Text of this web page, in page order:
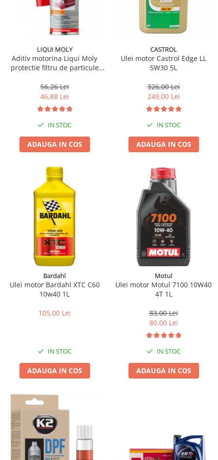
LIQUI MOLY
Aditiv motorina Liqui Moly
protectie filtru de particule
56,26 Lei
46,88 Lei
IN STOC
ADAUGA IN COS
CASTROL
Ulei motor Castrol Edge LL
5W30 5L
326,00 Lei
249,00 Lei
IN STOC
ADAUGA IN COS
Bardahl
Ulei motor Bardahl XTC C60
10w40 1L
105,00 Lei
IN STOC
ADAUGA IN COS
Motul
Ulei motor Motul 7100 10W40
4T 1L
83,00 Lei
80,00 Lei
IN STOC
ADAUGA IN COS